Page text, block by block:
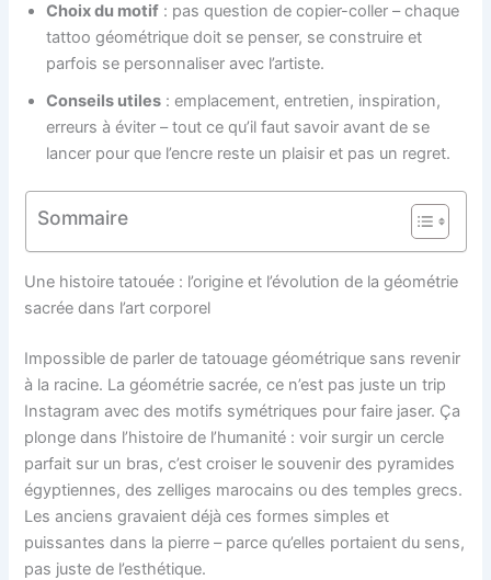
Choix du motif : pas question de copier-coller – chaque
tattoo géométrique doit se penser, se construire et
parfois se personnaliser avec l’artiste.
Conseils utiles : emplacement, entretien, inspiration,
erreurs à éviter – tout ce qu’il faut savoir avant de se
lancer pour que l’encre reste un plaisir et pas un regret.
Sommaire
Une histoire tatouée : l’origine et l’évolution de la géométrie
sacrée dans l’art corporel
Impossible de parler de tatouage géométrique sans revenir
à la racine. La géométrie sacrée, ce n’est pas juste un trip
Instagram avec des motifs symétriques pour faire jaser. Ça
plonge dans l’histoire de l’humanité : voir surgir un cercle
parfait sur un bras, c’est croiser le souvenir des pyramides
égyptiennes, des zelliges marocains ou des temples grecs.
Les anciens gravaient déjà ces formes simples et
puissantes dans la pierre – parce qu’elles portaient du sens,
pas juste de l’esthétique.